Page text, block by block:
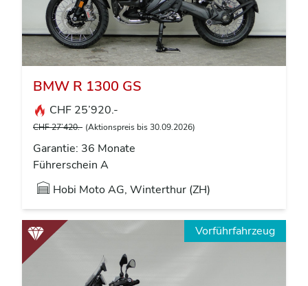
BMW R 1300 GS
CHF 25’920.-
CHF 27’420.- (Aktionspreis bis 30.09.2026)
Garantie: 36 Monate
Führerschein A
Hobi Moto AG, Winterthur (ZH)
Vorführfahrzeug